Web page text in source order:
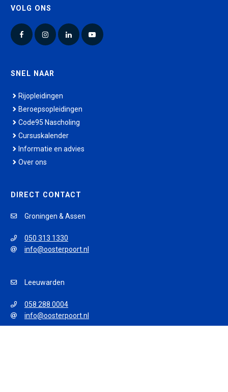
VOLG ONS
FacebookInstagramLinkedInYouTube
SNEL NAAR
Rijopleidingen
Beroepsopleidingen
Code95 Nascholing
Cursuskalender
Informatie en advies
Over ons
DIRECT CONTACT
Groningen & Assen
050 313 1330
info@oosterpoort.nl
Leeuwarden
058 288 0004
info@oosterpoort.nl